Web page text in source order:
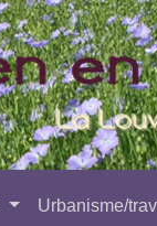
Urbanisme/